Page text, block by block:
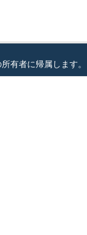
有者に帰属します。